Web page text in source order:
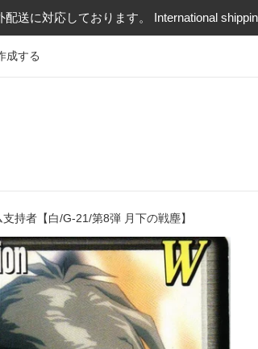
配送に対応しております。 International
成する
持者【白/G-21/第8弾 月下の戦塵】